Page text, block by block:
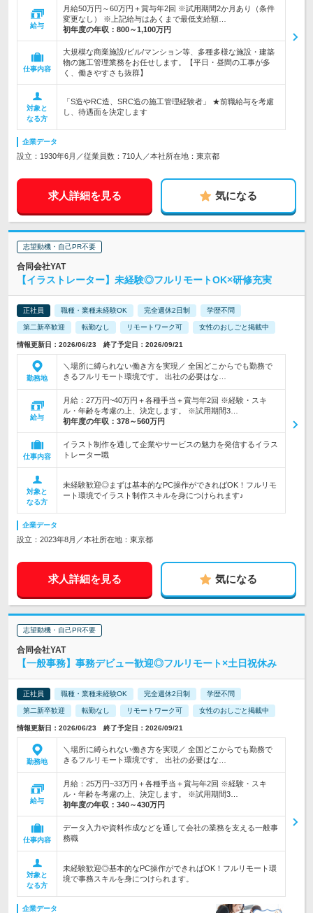
給与
月給50万円～60万円＋賞与年2回 ※試用期間2か月あり（条件
変更なし） ※上記給与はあくまで最低支給額…
初年度の年収： 800～1,100万円
仕事内容
大規模な商業施設/ビル/マンション等、多種多様な施設・建築
物の施工管理業務をお任せします。【平日・昼間の工事が多
く、働きやすさも抜群】
対象と
なる方
「S造やRC造、SRC造の施工管理経験者」 ★前職給与を考慮
し、待遇面を決定します
企業データ
設立：1930年6月／従業員数：710人／本社所在地：東京都
求人詳細を見る 気になる
志望動機・自己PR不要
合同会社YAT
【イラストレーター】未経験◎フルリモートOK×研修充実
正社員 職種・業種未経験OK 完全週休2日制 学歴不問
第二新卒歓迎 転勤なし リモートワーク可 女性のおしごと掲載中
情報更新日：2026/06/23 終了予定日：2026/09/21
勤務地
＼場所に縛られない働き方を実現／ 全国どこからでも勤務で
きるフルリモート環境です。 出社の必要はな…
給与
月給：27万円~40万円＋各種手当＋賞与年2回 ※経験・スキ
ル・年齢を考慮の上、決定します。 ※試用期間3…
初年度の年収： 378～560万円
仕事内容
イラスト制作を通して企業やサービスの魅力を発信するイラス
トレーター職
対象と
なる方
未経験歓迎◎まずは基本的なPC操作ができればOK！フルリモ
ート環境でイラスト制作スキルを身につけられます♪
企業データ
設立：2023年8月／本社所在地：東京都
求人詳細を見る 気になる
志望動機・自己PR不要
合同会社YAT
【一般事務】事務デビュー歓迎◎フルリモート×土日祝休み
正社員 職種・業種未経験OK 完全週休2日制 学歴不問
第二新卒歓迎 転勤なし リモートワーク可 女性のおしごと掲載中
情報更新日：2026/06/23 終了予定日：2026/09/21
勤務地
＼場所に縛られない働き方を実現／ 全国どこからでも勤務で
きるフルリモート環境です。 出社の必要はな…
給与
月給：25万円~33万円＋各種手当＋賞与年2回 ※経験・スキ
ル・年齢を考慮の上、決定します。 ※試用期間3…
初年度の年収： 340～430万円
仕事内容
データ入力や資料作成などを通して会社の業務を支える一般事
務職
対象と
なる方
未経験歓迎◎基本的なPC操作ができればOK！フルリモート環
境で事務スキルを身につけられます。
企業データ